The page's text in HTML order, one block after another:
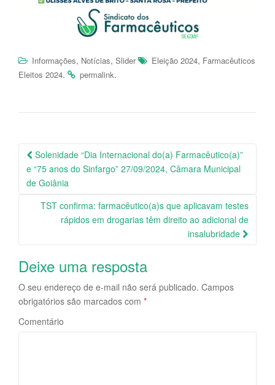
Informações, Notícias, Slider Eleição 2024, Farmacêuticos
Eleitos 2024. permalink.
Navegação da Postagem
Solenidade “Dia Internacional do(a) Farmacêutico(a)”
e “75 anos do Sinfargo” 27/09/2024, Câmara Municipal
de Goiânia
TST confirma: farmacêutico(a)s que aplicavam testes
rápidos em drogarias têm direito ao adicional de
insalubridade
Deixe uma resposta
O seu endereço de e-mail não será publicado. Campos
obrigatórios são marcados com *
Comentário